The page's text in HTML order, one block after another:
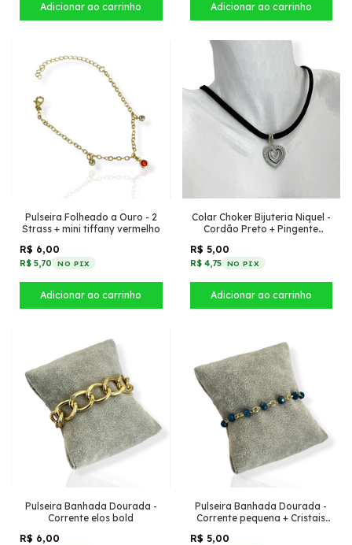
Pulseira Folheado a Ouro - 2
Strass + mini tiffany vermelho
R$ 6,00
R$ 5,70 NO PIX
Colar Choker Bijuteria Niquel -
Cordão Preto + Pingente
R$ 5,00
R$ 4,75 NO PIX
Pulseira Banhada Dourada -
Corrente elos bold
R$ 6,00
Pulseira Banhada Dourada -
Corrente pequena + Cristais
R$ 5,00